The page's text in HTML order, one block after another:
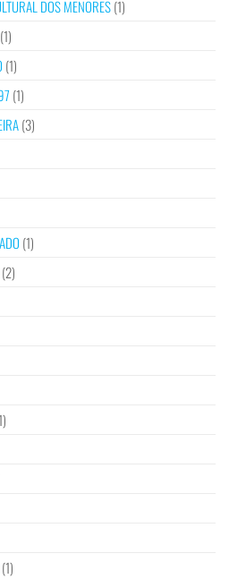
DOS MENORES(1)
(1)
(1)
(1)
(3)
(1)
(2)
(1)